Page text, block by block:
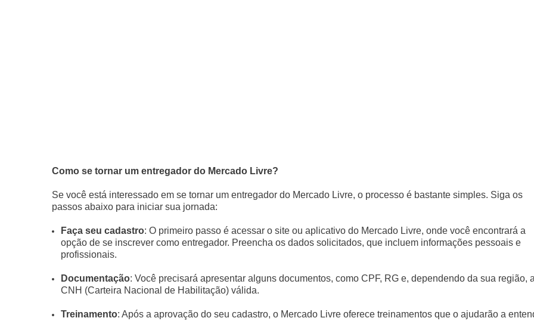
Como se tornar um entregador do Mercado Livre?
Se você está interessado em se tornar um entregador do Mercado Livre, o processo é bastante simples. Siga os
passos abaixo para iniciar sua jornada:
Faça seu cadastro: O primeiro passo é acessar o site ou aplicativo do Mercado Livre, onde você encontrará a
opção de se inscrever como entregador. Preencha os dados solicitados, que incluem informações pessoais e
profissionais.
Documentação: Você precisará apresentar alguns documentos, como CPF, RG e, dependendo da sua região,
CNH (Carteira Nacional de Habilitação) válida.
Treinamento: Após a aprovação do seu cadastro, o Mercado Livre oferece treinamentos que o ajudarão a